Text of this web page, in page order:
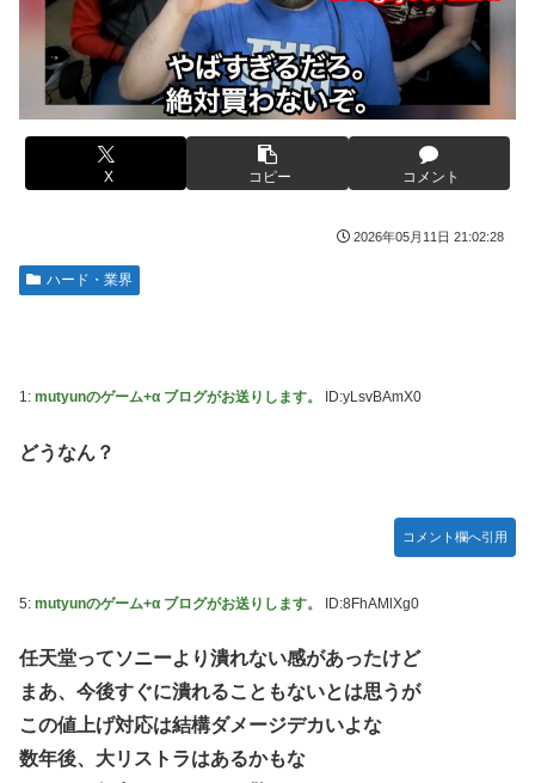
ル【明日予約開始】
無理やり家族旅行に付いてきて露天風呂でも大声で嫌味を言
う姑。爆発寸前の私が他の客の前で「一世一代の勇気」を振
り絞り決行した前代未聞の返り討ちがこちら←身体を張った
【ToLOVEる】ユニクリ「籾岡里紗 ダークネスver.」フィギ
ュア【再販予約開始】
【悲報】女「丸亀製麺美味しかったね」俺「また来ようよ」
たんだが俺悪くないよな？？？？？？？？
高市首相の衣装にケチを付けた元宝塚女優、速攻で過去の黒
【スト6】待望の全体バランス調整、バトル変更リスト
【速報】日本一ソフトウェア「定価9000円のゲームです。
買って下さい。」→結果・・・
【訃報】人気Vtuberの犬、19歳で死去
とんでもない「積みプラ」がテレビで放送されてしまう
【速報】ゼレンスキー大統領「日本の支援は期待されたほど
の成果がない」WWWWWWWWWWW
【速報】"見せブラ"女神、現る♡♡♡♡
村が燃やされたみたいになった」←26万ｲｲﾈｗｗｗｗ
メディア「Switch2、499ドルでも安い800ドル超えるか
【動画】R2-D2の絶叫からしか得られない栄養があるｗｗｗ
ウクライナの次は日本とかいうやついるけどどういう理屈な
【悲報】熊本は猛暑と断水…その頃、茂木外相は中南米でニ
海外「世界で日本を死守するぞ！」 日本の消防署を訪れた
日産が社運をかけて発売するSUVｗｗｗｗｗｗｗ
73milで契約延長合意
エクスアリーナ松戸がディスクアップ2を撤去したらしくデ
ィスクアッパーさん達から落胆の声
結局おまえらが求める『RPGの理想の主人公』って一体どう
X コピー コメント
2026年05月11日 21:02:28
ハード・業界
1: mutyunのゲーム+α ブログがお送りします。 ID:yLsvBAmX0
どうなん？
コメント欄へ引用
5: mutyunのゲーム+α ブログがお送りします。 ID:8FhAMlXg0
任天堂ってソニーより潰れない感があったけど
まあ、今後すぐに潰れることもないとは思うが
この値上げ対応は結構ダメージデカいよな
数年後、大リストラはあるかもな